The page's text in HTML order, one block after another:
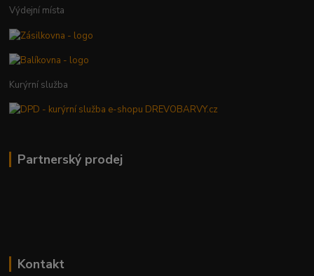
Výdejní místa
Kurýrní služba
Partnerský prodej
Kontakt